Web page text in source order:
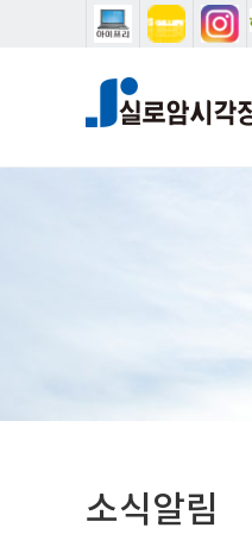
본문 바로가기
메인메뉴 바로가기
소식알림